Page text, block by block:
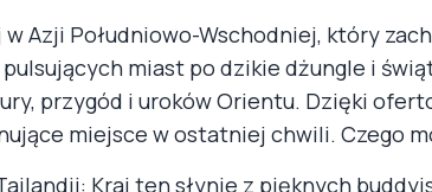
Azji Południowo-Wschodniej, który
miast po dzikie dżungle i
przygód i uroków Orientu. Dzięki
miejsce w ostatniej chwili. Czego
Kraj ten słynie z pięknych